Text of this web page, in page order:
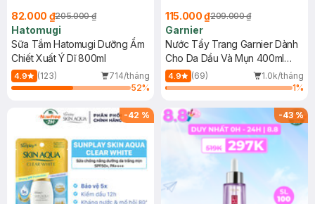
82.000 ₫205.000 ₫
Hatomugi
Sữa Tắm Hatomugi Dưỡng Ẩm
Chiết Xuất Ý Dĩ 800ml
4.9 (123)
714/tháng
52%
115.000 ₫209.000 ₫
Garnier
Nước Tẩy Trang Garnier Dành
Cho Da Dầu Và Mụn 400ml
(Mới)
4.9 (69)
1.0k/tháng
1%
-42 % -43%